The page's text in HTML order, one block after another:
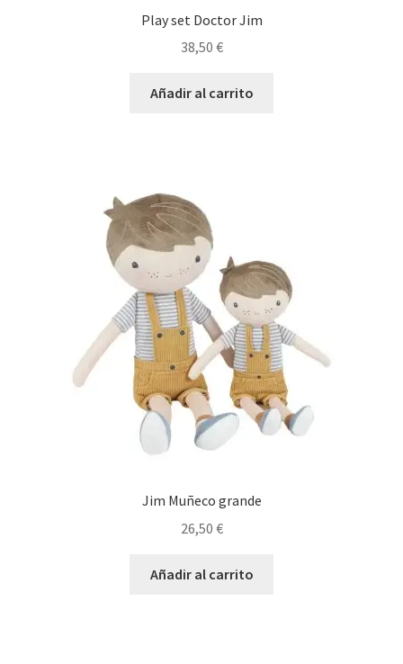
Play set Doctor Jim
38,50 €
Añadir al carrito
Jim Muñeco grande
26,50 €
Añadir al carrito